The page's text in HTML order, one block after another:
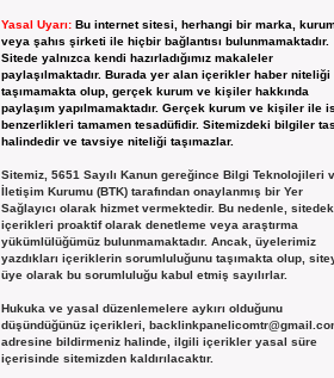
Yasal Uyarı: Bu internet sitesi, herhangi bir marka,
veya şahıs şirketi ile hiçbir bağlantısı bulunmamaktadır.
Sitede yalnızca kendi hazırladığımız makaleler
paylaşılmaktadır. Burada yer alan içerikler haber niteliği
taşımamakta olup, gerçek kurum ve kişiler hakkında
paylaşım yapılmamaktadır. Gerçek kurum ve kişiler ile
benzerlikleri tamamen tesadüfidir. Sitemizdeki bilgiler
halindedir ve tavsiye niteliği taşımazlar.
Sitemiz, 5651 Sayılı Kanun gereğince Bilgi Teknolojileri
İletişim Kurumu (BTK) tarafından onaylanmış bir Yer
Sağlayıcı olarak hizmet vermektedir. Bu nedenle,
içerikleri proaktif olarak denetleme veya araştırma
yükümlülüğümüz bulunmamaktadır. Ancak, üyelerimiz
yazdıkları içeriklerin sorumluluğunu taşımakta olup,
üye olarak bu sorumluluğu kabul etmiş sayılırlar.
Hukuka ve yasal düzenlemelere aykırı olduğunu
düşündüğünüz içerikleri,
adresine bildirmeniz halinde, ilgili içerikler yasal süre
içerisinde sitemizden kaldırılacaktır.